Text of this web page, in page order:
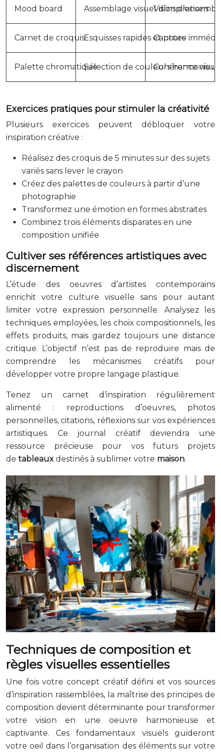
Mood board Assemblage visuel d’inspirations
Vision
Carnet de croquisEsquisses rapides et notes
Capture
Palette chromatiqueSélection de couleursCohérence
Exercices pratiques pour stimuler la créativité
Plusieurs exercices peuvent débloquer votre
inspiration créative :
Réalisez des croquis de 5 minutes sur des sujets
variés sans lever le crayon
Créez des palettes de couleurs à partir d’une
photographie
Transformez une émotion en formes abstraites
Combinez trois éléments disparates en une
composition unifiée
Cultiver ses références artistiques avec
discernement
L’étude des oeuvres d’artistes contemporains
enrichit votre culture visuelle sans pour autant
limiter votre expression personnelle. Analysez les
techniques employées, les choix compositionnels, les
effets produits, mais gardez toujours une distance
critique. L’objectif n’est pas de reproduire mais de
comprendre les mécanismes créatifs pour
développer votre propre langage plastique.
Tenez un carnet d’inspiration régulièrement
alimenté : reproductions d’oeuvres, photos
personnelles, citations, réflexions sur vos expériences
artistiques. Ce journal créatif deviendra une
ressource précieuse pour vos futurs projets
de tableaux destinés à sublimer votre maison.
Techniques de composition et
règles visuelles essentielles
Une fois votre concept créatif défini et vos sources
d’inspiration rassemblées, la maîtrise des principes de
composition devient déterminante pour transformer
votre vision en une oeuvre harmonieuse et
captivante. Ces fondamentaux visuels guideront
votre oeil dans l’organisation des éléments sur votre